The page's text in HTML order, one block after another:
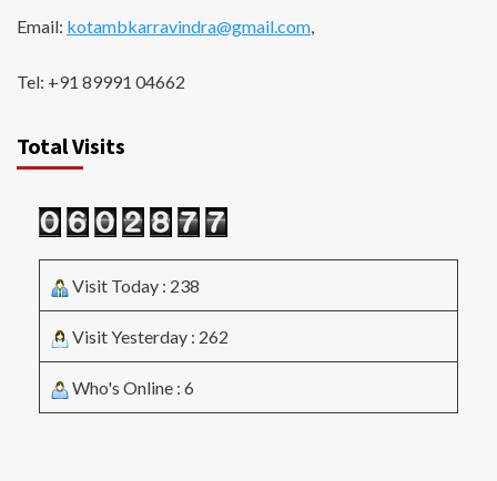
Email: kotambkarravindra@gmail.com
Tel: +91 89991 04662
Total Visits
Visit Today : 238
Visit Yesterday : 262
Who's Online : 6